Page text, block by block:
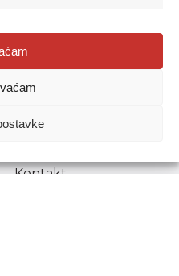
je uz navođenje izvora.
Kontakt